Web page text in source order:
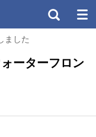
ました
ーターフロン